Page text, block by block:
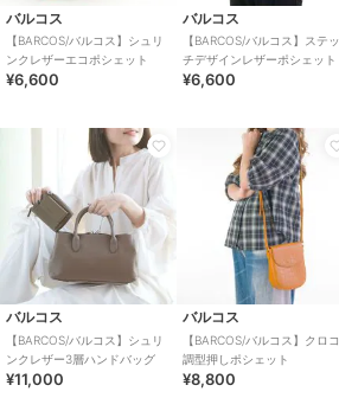
バルコス
【BARCOS/バルコス】シュリ
ンクレザーエコポシェット
¥6,600
バルコス
【BARCOS/バルコス】ステッ
チデザインレザーポシェット
¥6,600
バルコス
【BARCOS/バルコス】シュリ
ンクレザー3層ハンドバッグ
¥11,000
バルコス
【BARCOS/バルコス】クロコ
調型押しポシェット
¥8,800